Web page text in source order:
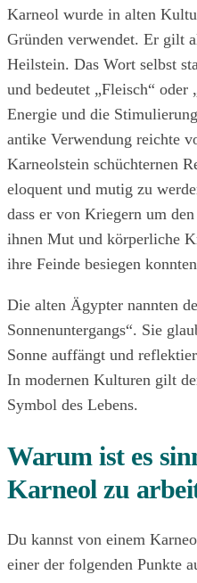
Karneol wurde in alten
Gründen verwendet. Er gilt
Heilstein. Das Wort selbst
und bedeutet „Fleisch“ oder
Energie und die
antike Verwendung reichte
Karneolstein schüchternen
eloquent und mutig zu
dass er von Kriegern um
ihnen Mut und körperliche
ihre Feinde besiegen
Die alten Ägypter nannten
Sonnenuntergangs“. Sie
Sonne auffängt und
In modernen Kulturen gilt
Symbol des Lebens.
Warum ist es
Karneol zu
Du kannst von einem
einer der folgenden Punkte